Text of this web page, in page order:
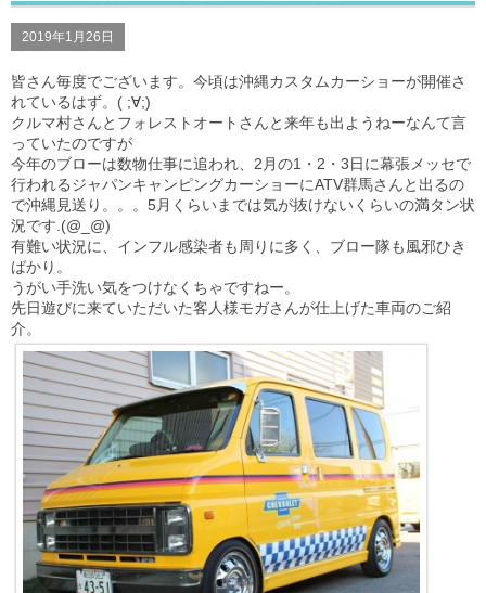
2019年1月26日
皆さん毎度でございます。今頃は沖縄カスタムカーショーが開催さ
れているはず。( ;∀;)
クルマ村さんとフォレストオートさんと来年も出ようねーなんて言
っていたのですが
今年のブローは数物仕事に追われ、2月の1・2・3日に幕張メッセで
行われるジャパンキャンピングカーショーにATV群馬さんと出るの
で沖縄見送り。。。5月くらいまでは気が抜けないくらいの満タン状
況です.(@_@)
有難い状況に、インフル感染者も周りに多く、ブロー隊も風邪ひき
ばかり。
うがい手洗い気をつけなくちゃですねー。
先日遊びに来ていただいた客人様モガさんが仕上げた車両のご紹
介。